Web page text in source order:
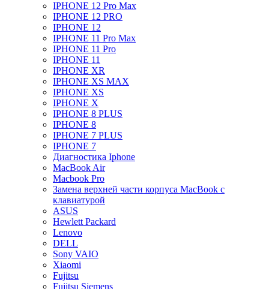
IPHONE 12 Pro Max
IPHONE 12 PRO
IPHONE 12
IPHONE 11 Pro Max
IPHONE 11 Pro
IPHONE 11
IPHONE XR
IPHONE XS MAX
IPHONE XS
IPHONE X
IPHONE 8 PLUS
IPHONE 8
IPHONE 7 PLUS
IPHONE 7
Диагностика Iphone
MacBook Air
Macbook Pro
Замена верхней части корпуса MacBook с
клавиатурой
ASUS
Hewlett Packard
Lenovo
DELL
Sony VAIO
Xiaomi
Fujitsu
Fujitsu Siemens